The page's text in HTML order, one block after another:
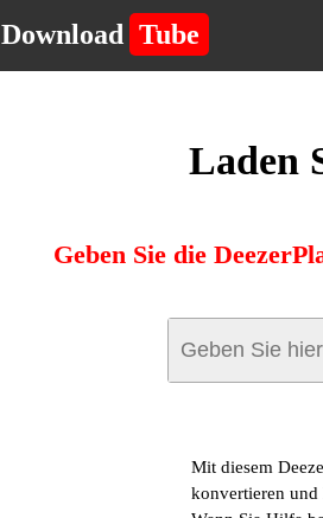
Download Tube
Laden
Geben Sie die
Mit diesem
konvertieren und